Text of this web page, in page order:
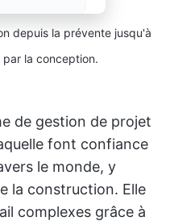
depuis la prévente jusqu'à
par la conception.
de gestion de projet
font confiance
le monde, y
la construction. Elle
complexes grâce à